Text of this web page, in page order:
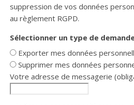
suppression de vos données
au règlement RGPD.
Sélectionner un type de
Exporter mes données
Supprimer mes données
Votre adresse de messagerie